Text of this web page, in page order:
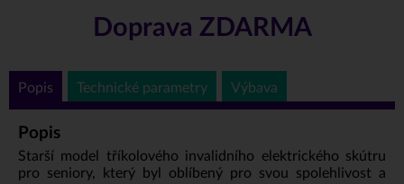
Doprava ZDARMA
Popis Technické parametry Výbava
Popis
Starší model tříkolového invalidního elektrického skútru
pro seniory, který byl oblíbený pro svou spolehlivost a